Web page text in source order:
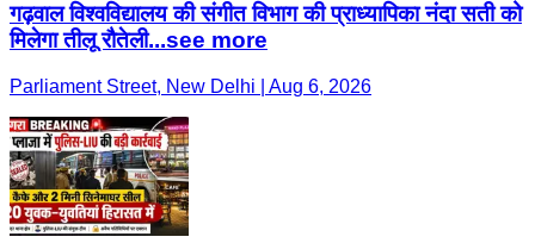
गढ़वाल विश्वविद्यालय की संगीत विभाग की प्राध्यापिका नंदा सती को
मिलेगा तीलू रौतेली...see more
Parliament Street, New Delhi | Aug 6, 2026